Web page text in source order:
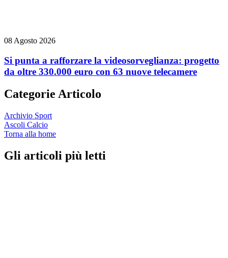
08 Agosto 2026
Si punta a rafforzare la videosorveglianza: progetto
da oltre 330.000 euro con 63 nuove telecamere
Categorie Articolo
Archivio Sport
Ascoli Calcio
Torna alla home
Gli articoli più letti